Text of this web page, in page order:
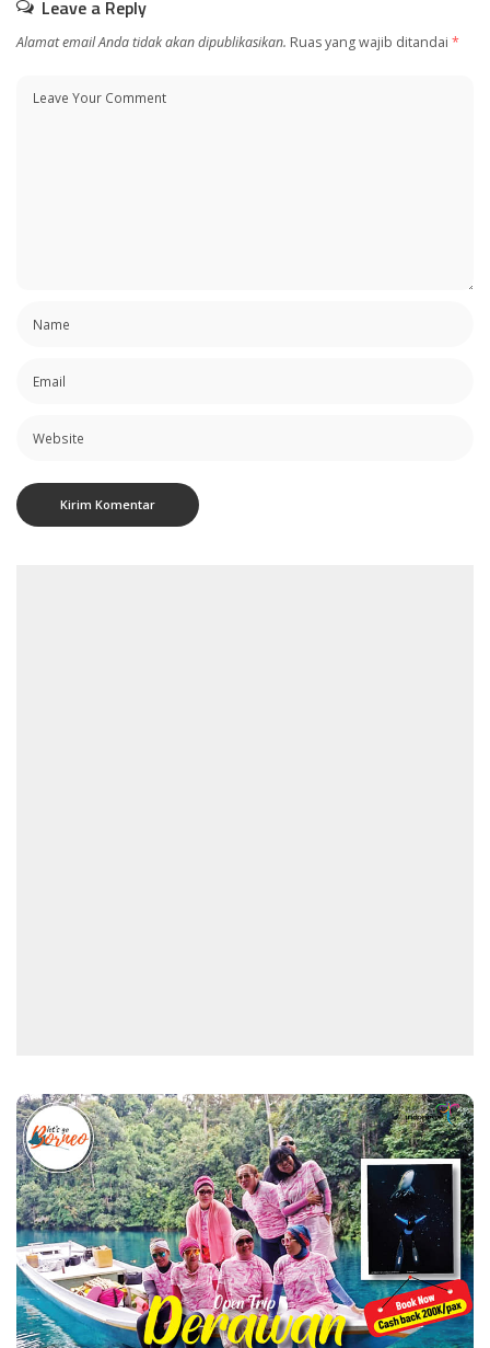
Leave a Reply
Alamat email Anda tidak akan dipublikasikan. Ruas yang wajib ditandai *